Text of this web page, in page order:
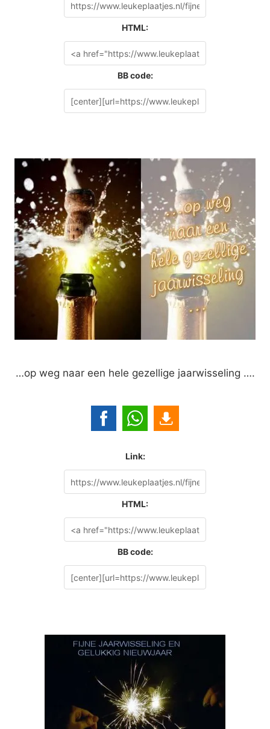
HTML:
BB code:
…op weg naar een hele gezellige jaarwisseling ….
Link:
HTML:
BB code: